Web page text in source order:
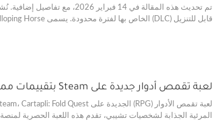
قابل للتنزيل (DLC) الخاص بها لفترة محدودة. يسمى Galloping Horse…
لعبة تقمص أدوار جديدة على Steam بتقييمات ممتازة مجانية الآن
المرئية الجذابة لشخصيات تشيبي، تقدم هذه اللعبة الحصرية لمنصة Steam…